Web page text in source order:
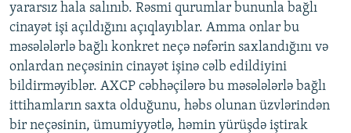
yararsız hala salınıb. Rəsmi qurumlar bununla bağlı
cinayət işi açıldığını açıqlayıblar. Amma onlar bu
məsələlərlə bağlı konkret neçə nəfərin saxlandığını və
onlardan neçəsinin cinayət işinə cəlb edildiyini
bildirməyiblər. AXCP cəbhəçilərə bu məsələlərlə bağlı
ittihamların saxta olduğunu, həbs olunan üzvlərindən
bir neçəsinin, ümumiyyətlə, həmin yürüşdə iştirak